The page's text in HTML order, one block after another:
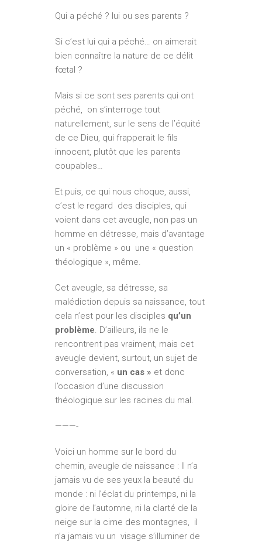
Qui a péché ? lui ou ses parents ?
Si c’est lui qui a péché… on aimerait
bien connaître la nature de ce délit
fœtal ?
Mais si ce sont ses parents qui ont
péché, on s’interroge tout
naturellement, sur le sens de l’équité
de ce Dieu, qui frapperait le fils
innocent, plutôt que les parents
coupables…
Et puis, ce qui nous choque, aussi,
c’est le regard des disciples, qui
voient dans cet aveugle, non pas un
homme en détresse, mais d’avantage
un « problème » ou une « question
théologique », même.
Cet aveugle, sa détresse, sa
malédiction depuis sa naissance, tout
cela n’est pour les disciples qu’un
problème. D’ailleurs, ils ne le
rencontrent pas vraiment, mais cet
aveugle devient, surtout, un sujet de
conversation, « un cas » et donc
l’occasion d’une discussion
théologique sur les racines du mal.
———-
Voici un homme sur le bord du
chemin, aveugle de naissance : Il n’a
jamais vu de ses yeux la beauté du
monde : ni l’éclat du printemps, ni la
gloire de l’automne, ni la clarté de la
neige sur la cime des montagnes, il
n’a jamais vu un visage s’illuminer de